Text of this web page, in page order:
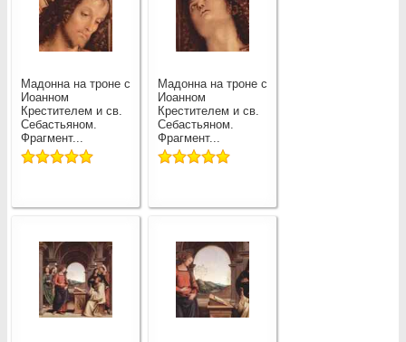
Мадонна на троне с
Иоанном
Крестителем и св.
Себастьяном.
Фрагмент...
Мадонна на троне с
Иоанном
Крестителем и св.
Себастьяном.
Фрагмент...